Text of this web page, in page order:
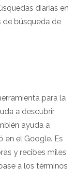
diarias en
de búsqueda de
para la
a descubrir
ayuda a
en el Google. Es
y recibes miles
a los términos